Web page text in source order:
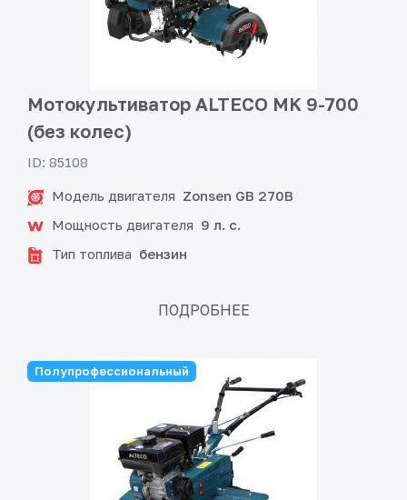
Мотокультиватор ALTECO MK 9-700
(без колес)
ID: 85108
Модель двигателя Zonsen GB 270B
Мощность двигателя 9 л. с.
Тип топлива бензин
ПОДРОБНЕЕ
Полупрофессиональный